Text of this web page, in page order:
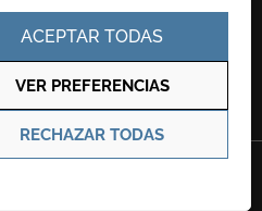
ACEPTAR TODAS
RECHAZAR TODAS
VER PREFERENCIAS